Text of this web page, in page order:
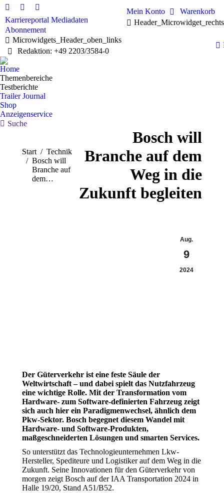
Linkedin
page
opens
in
new
window
Facebook
page
opens
in
new
X
page
opens
in
new
Karriereportal Mediadaten
Abonnement
Microwidgets_Header_oben_links
Redaktion: +49 2203/3584-0
Mein Konto
Warenkorb
Home
Themenbereiche
Testberichte
Trailer Journal
Shop
Anzeigenservice
Search:
Suche
Sie befinden sich hier:
Start
Technik
Bosch will
Branche auf
dem…
Bosch will
Branche auf dem
Weg in die
Zukunft begleiten
Aug.
9
2024
Der Güterverkehr ist eine feste Säule der
Weltwirtschaft – und dabei spielt das Nutzfahrzeug
eine wichtige Rolle. Mit der Transformation vom
Hardware- zum Software-definierten Fahrzeug zeigt
sich auch hier ein Paradigmenwechsel, ähnlich dem
Pkw-Sektor. Bosch begegnet diesem Wandel mit
Hardware- und Software-Produkten,
maßgeschneiderten Lösungen und smarten Services.
So unterstützt das Technologieunternehmen Lkw-
Hersteller, Spediteure und Logistiker auf dem Weg in die
Zukunft. Seine Innovationen für den Güterverkehr von
morgen zeigt Bosch auf der IAA Transportation 2024 in
Halle 19/20, Stand A51/B52.